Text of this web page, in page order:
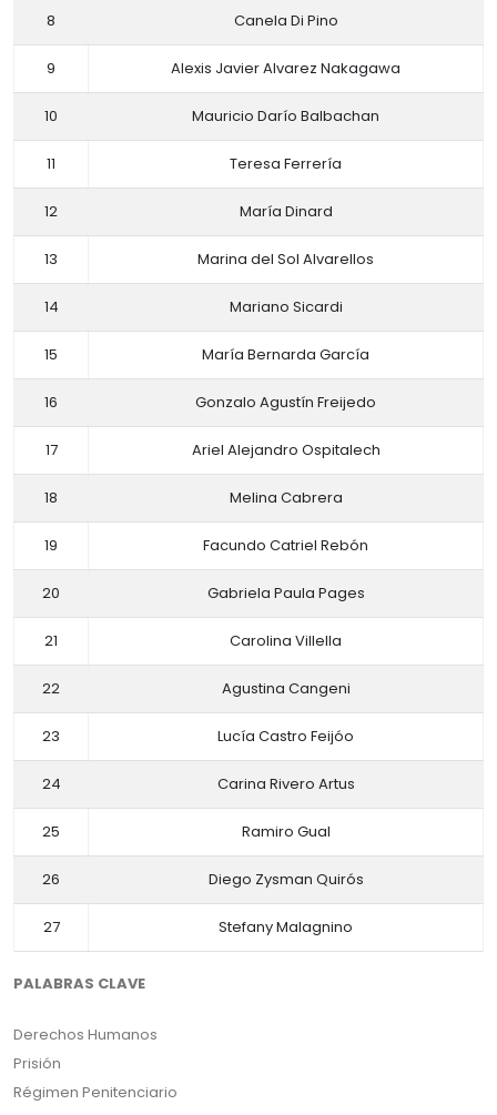
8 Canela Di Pino
9 Alexis Javier Alvarez Nakagawa
10 Mauricio Darío Balbachan
11 Teresa Ferrería
12 María Dinard
13 Marina del Sol Alvarellos
14 Mariano Sicardi
15 María Bernarda García
16 Gonzalo Agustín Freijedo
17 Ariel Alejandro Ospitalech
18 Melina Cabrera
19 Facundo Catriel Rebón
20 Gabriela Paula Pages
21 Carolina Villella
22 Agustina Cangeni
23 Lucía Castro Feijóo
24 Carina Rivero Artus
25 Ramiro Gual
26 Diego Zysman Quirós
27 Stefany Malagnino
PALABRAS CLAVE
Derechos Humanos
Prisión
Régimen Penitenciario